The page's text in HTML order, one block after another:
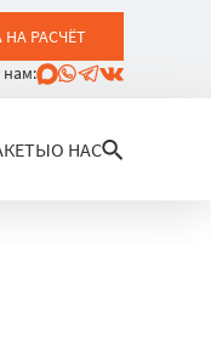
НА РАСЧЁТ
О НАС